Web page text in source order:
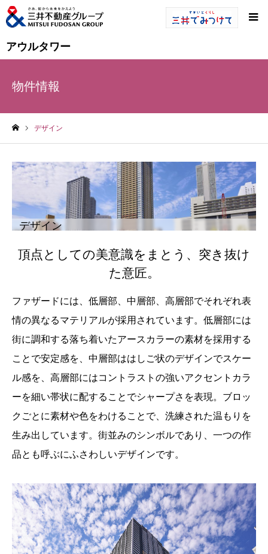
アウルタワー
物件情報
デザイン
デザイン
頂点としての美意識をまとう、突き抜け
た意匠。
ファザードには、低層部、中層部、高層部でそれぞれ表
情の異なるマテリアルが採用されています。低層部には
街に調和する落ち着いたアースカラーの素材を採用する
ことで安定感を、中層部ははしご状のデザインでスケー
ル感を、高層部にはコントラストの強いアクセントカラ
ーを細い帯状に配することでシャープさを表現。ブロッ
クごとに素材や色をわけることで、洗練された温もりを
生み出しています。街並みのシンボルであり、一つの作
品とも呼ぶにふさわしいデザインです。